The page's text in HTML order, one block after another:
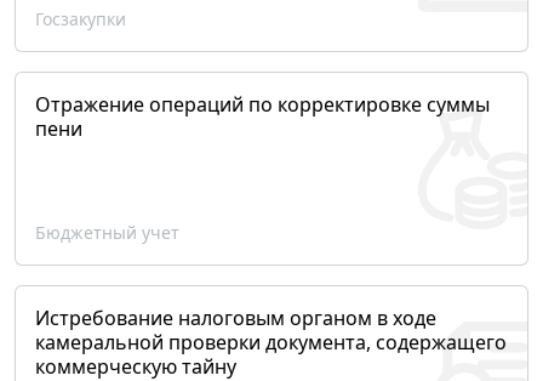
Госзакупки
Отражение операций по корректировке суммы
пени
Бюджетный учет
Истребование налоговым органом в ходе
камеральной проверки документа, содержащего
коммерческую тайну